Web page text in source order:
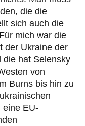
die die
sich auch die
mich war die
der Ukraine der
die hat Selensky
von
Burns bis hin zu
eine EU-